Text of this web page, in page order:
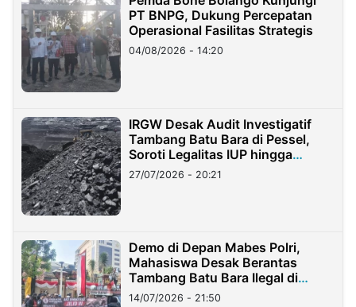
PT BNPG, Dukung Percepatan
Operasional Fasilitas Strategis
04/08/2026 - 14:20
IRGW Desak Audit Investigatif
Tambang Batu Bara di Pessel,
Soroti Legalitas IUP hingga
Stockpile
27/07/2026 - 20:21
Demo di Depan Mabes Polri,
Mahasiswa Desak Berantas
Tambang Batu Bara Ilegal di
Lampung
14/07/2026 - 21:50